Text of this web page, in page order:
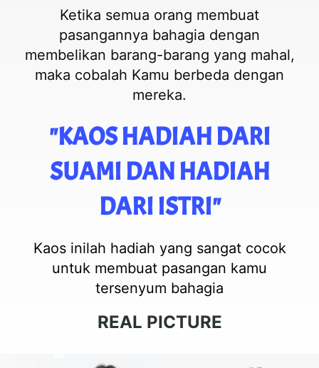
Ketika semua orang membuat
pasangannya bahagia dengan
membelikan barang-barang yang mahal,
maka cobalah Kamu berbeda dengan
mereka.
"KAOS HADIAH DARI
SUAMI DAN HADIAH
DARI ISTRI"
Kaos inilah hadiah yang sangat cocok
untuk membuat pasangan kamu
tersenyum bahagia
REAL PICTURE